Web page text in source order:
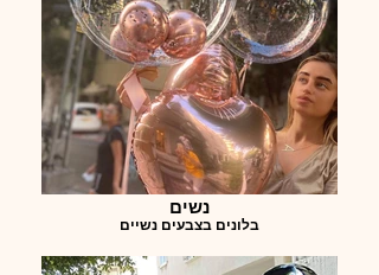
נשים
בלונים בצבעים נשיים